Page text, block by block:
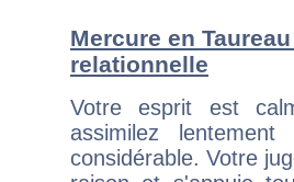
Mercure en
relationnelle
Votre esprit est
assimilez
considérable. Votre